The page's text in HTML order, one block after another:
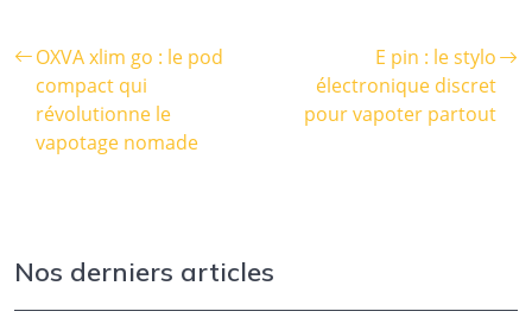
OXVA xlim go : le pod
compact qui
révolutionne le
vapotage nomade
E pin : le stylo
électronique discret
pour vapoter partout
Nos derniers articles